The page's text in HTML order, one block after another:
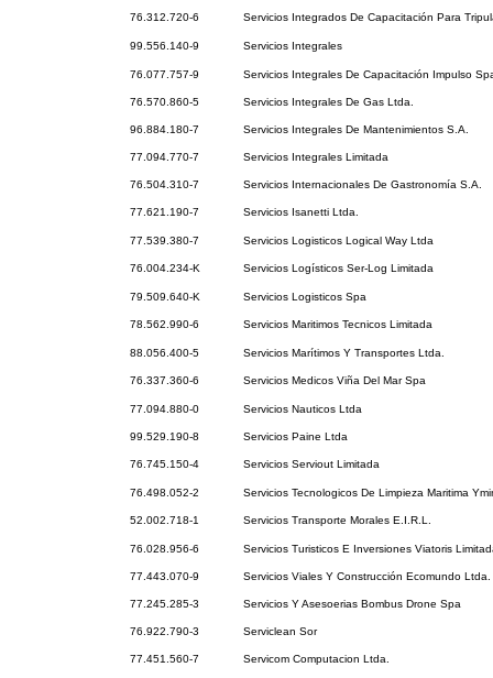
76.312.720-6 Servicios Integrados De Capacitación Para
99.556.140-9 Servicios Integrales
76.077.757-9 Servicios Integrales De Capacitación Impulso
76.570.860-5 Servicios Integrales De Gas Ltda.
96.884.180-7 Servicios Integrales De Mantenimientos S.A.
77.094.770-7 Servicios Integrales Limitada
76.504.310-7 Servicios Internacionales De Gastronomía S.A.
77.621.190-7 Servicios Isanetti Ltda.
77.539.380-7 Servicios Logisticos Logical Way Ltda
76.004.234-K Servicios Logísticos Ser-Log Limitada
79.509.640-K Servicios Logisticos Spa
78.562.990-6 Servicios Maritimos Tecnicos Limitada
88.056.400-5 Servicios Marítimos Y Transportes Ltda.
76.337.360-6 Servicios Medicos Viña Del Mar Spa
77.094.880-0 Servicios Nauticos Ltda
99.529.190-8 Servicios Paine Ltda
76.745.150-4 Servicios Serviout Limitada
76.498.052-2 Servicios Tecnologicos De Limpieza Maritima
52.002.718-1 Servicios Transporte Morales E.I.R.L.
76.028.956-6 Servicios Turisticos E Inversiones Viatoris
77.443.070-9 Servicios Viales Y Construcción Ecomundo Ltda.
77.245.285-3 Servicios Y Asesoerias Bombus Drone Spa
76.922.790-3 Serviclean Sor
77.451.560-7 Servicom Computacion Ltda.